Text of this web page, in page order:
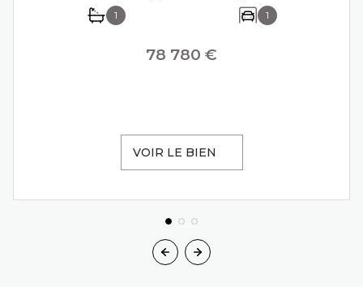
1 1
78 780 €
VOIR LE BIEN